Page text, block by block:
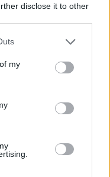
disclose it to other
my
με